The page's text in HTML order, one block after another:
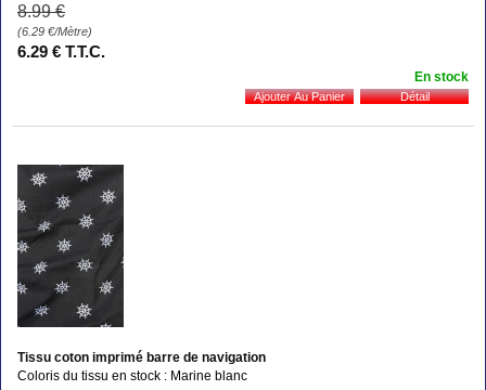
8.99 €
(6.29 €/Mètre)
6.29 € T.T.C.
En stock
Tissu coton imprimé barre de navigation
Coloris du tissu en stock : Marine blanc